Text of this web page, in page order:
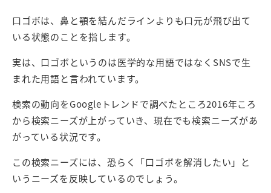
口ゴボは、鼻と顎を結んだラインよりも口元が飛び出て
いる状態のことを指します。
実は、口ゴボというのは医学的な用語ではなくSNSで生
まれた用語と言われています。
検索の動向をGoogleトレンドで調べたところ2016年ころ
から検索ニーズが上がっていき、現在でも検索ニーズがあ
がっている状況です。
この検索ニーズには、恐らく「口ゴボを解消したい」と
いうニーズを反映しているのでしょう。